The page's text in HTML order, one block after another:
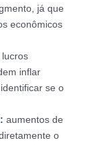
já que
econômicos
lucros
inflar
se o
aumentos de
o